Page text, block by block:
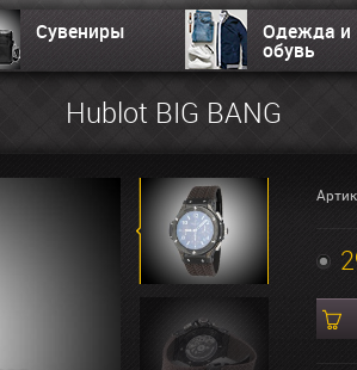
Сувениры Одежда и
обувь
Hublot BIG BANG